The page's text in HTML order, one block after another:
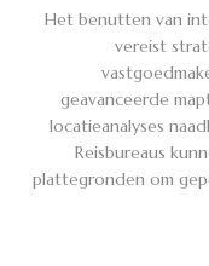
Het benutten van
vereist
geavanceerde
locatieanalyses
Reisbureaus
plattegronden om